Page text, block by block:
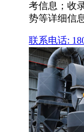
考信息；收
势等详细信
联系电话: